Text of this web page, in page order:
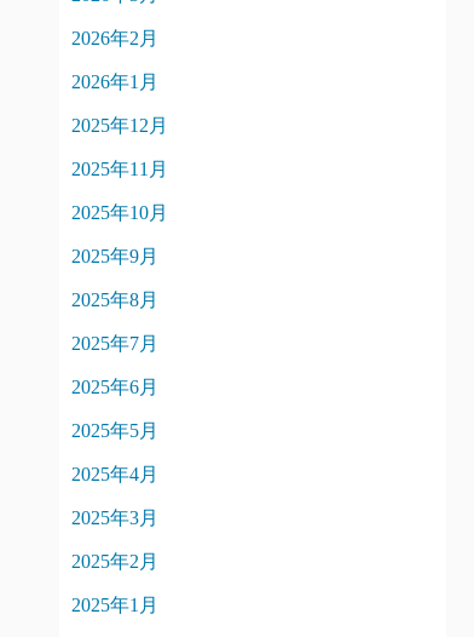
2026年2月
2026年1月
2025年12月
2025年11月
2025年10月
2025年9月
2025年8月
2025年7月
2025年6月
2025年5月
2025年4月
2025年3月
2025年2月
2025年1月